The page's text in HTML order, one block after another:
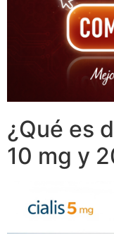
¿Qué es
10 mg y